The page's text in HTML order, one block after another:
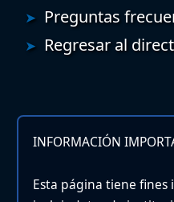
Preguntas
Regresar al
INFORMACIÓN
Esta página tiene